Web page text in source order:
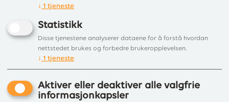
↓ 1 tjeneste
Statistikk
Disse tjenestene analyserer dataene for å forstå hvordan
nettstedet brukes og forbedre brukeropplevelsen.
↓ 1 tjeneste
Aktiver eller deaktiver alle valgfrie
informasjonkapsler